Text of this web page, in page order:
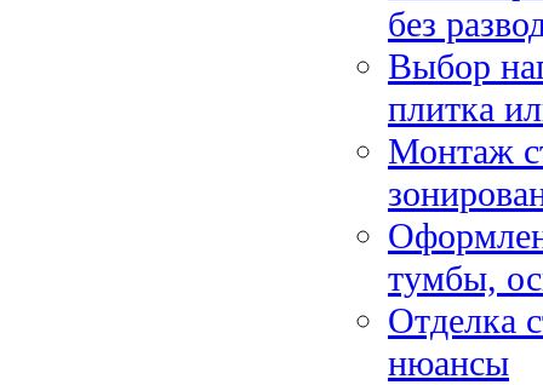
без
Выбор
плитка
Монтаж
тумбы,
Отделка
нюансы